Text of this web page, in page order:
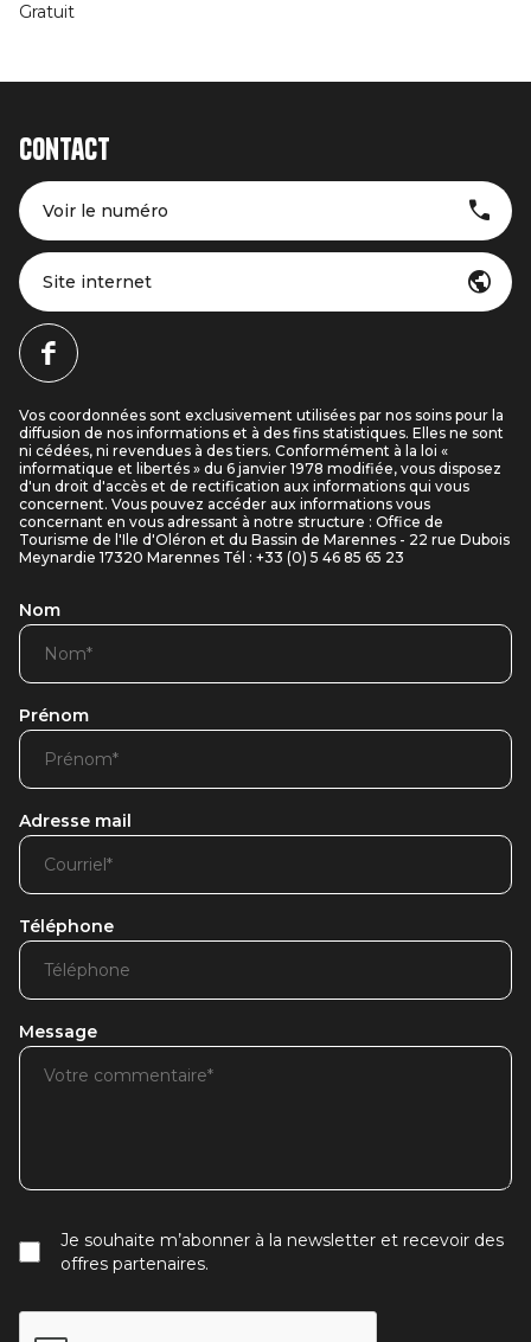
Gratuit
Contact
Voir le numéro
Site internet
Vos coordonnées sont exclusivement utilisées par nos soins pour la
diffusion de nos informations et à des fins statistiques. Elles ne sont
ni cédées, ni revendues à des tiers. Conformément à la loi «
informatique et libertés » du 6 janvier 1978 modifiée, vous disposez
d'un droit d'accès et de rectification aux informations qui vous
concernent. Vous pouvez accéder aux informations vous
concernant en vous adressant à notre structure : Office de
Tourisme de l'Ile d'Oléron et du Bassin de Marennes - 22 rue Dubois
Meynardie 17320 Marennes Tél : +33 (0) 5 46 85 65 23
Nom
Prénom
Adresse mail
Téléphone
Message
Je souhaite m’abonner à la newsletter et recevoir des
offres partenaires.